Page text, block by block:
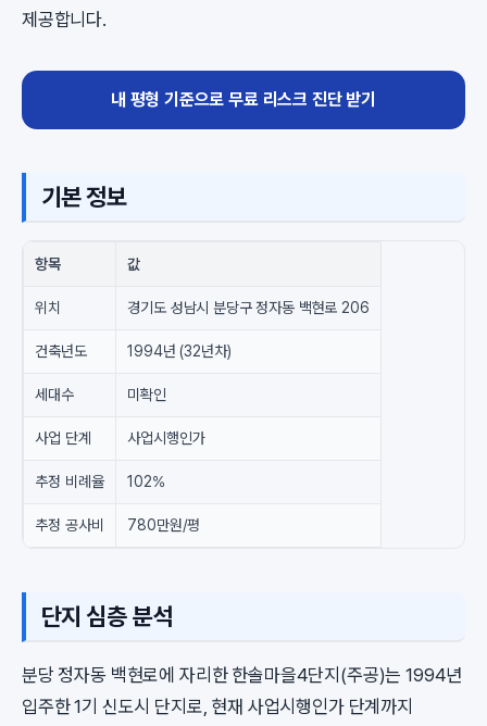
제공합니다.
내 평형 기준으로 무료 리스크 진단 받기
기본 정보
항목 값
위치 경기도 성남시 분당구 정자동 백현로 206
건축년도 1994년 (32년차)
세대수 미확인
사업 단계 사업시행인가
추정 비례율 102%
추정 공사비 780만원/평
단지 심층 분석
분당 정자동 백현로에 자리한 한솔마을4단지(주공)는 1994년
입주한 1기 신도시 단지로, 현재 사업시행인가 단계까지